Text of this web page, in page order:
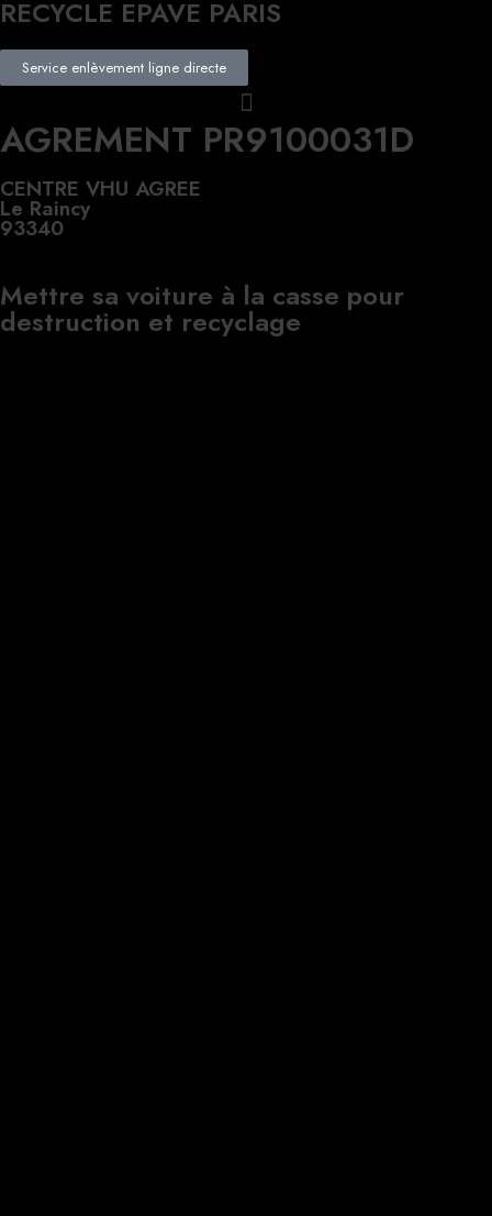
RECYCLE EPAVE PARIS
Service enlèvement ligne directe
AGREMENT PR9100031D
CENTRE VHU AGREE
Le Raincy
93340
Mettre sa voiture à la casse pour
destruction et recyclage